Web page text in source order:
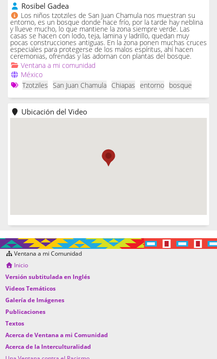
Rosibel Gadea
Los niños tzotziles de San Juan Chamula nos muestran su
entorno, es un bosque donde hace frío, por la tarde hay neblina
y llueve mucho, lo que mantiene la zona siempre verde. Las
casas se hacen con lodo, teja, lamina y ladrillo, quedan muy
pocas construcciones antiguas. En la zona ponen muchas cruces
especiales para protegerse de los malos espíritus, ahí hacen
ceremonias, ofrendas y las adornan con plantas del bosque.
Ventana a mi comunidad
México
Tzotziles
San Juan Chamula Chiapas entorno bosque
Ubicación del Video
Ventana a mi Comunidad
Inicio
Versión subtitulada en Inglés
Videos Temáticos
Galería de Imágenes
Publicaciones
Textos
Acerca de Ventana a mi Comunidad
Acerca de la Interculturalidad